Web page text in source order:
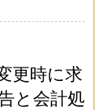
更時に求
と会計処